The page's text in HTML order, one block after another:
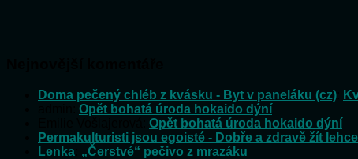
Doma pečený chléb z kvásku - Byt v paneláku (cz)
Opět bohatá úroda hokaido dýní
Opět bohatá úroda hokaido dýní
Permakulturisti jsou egoisté - Dobře a zdravě žít lehce
Lenka „Čerstvé“ pečivo z mrazáku